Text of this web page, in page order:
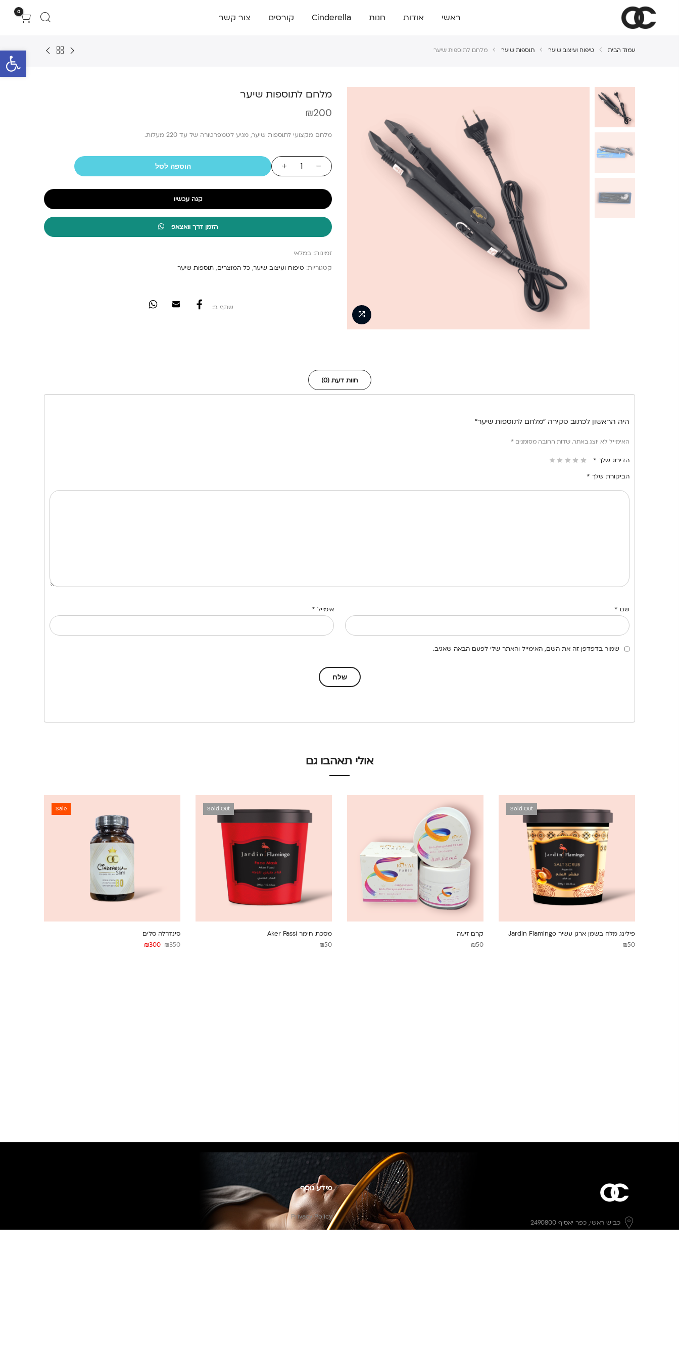
פתח
ראשי אודות חנות Cinderella קורסים צור קשר
0
עמוד הבית טיפוח ועיצוב שיער תוספות שיער מלחם לתוספות שיער
מלחם לתוספות שיער
₪200
מלחם מקצועי לתוספות שיער, מגיע לטמפרטורה של עד 220 מעלות.
הוספה לסל
קנה עכשיו
הזמן דרך וואצאפ
זמינות: במלאי
קטגוריות: טיפוח ועיצוב שיער, כל המוצרים, תוספות שיער
שתף ב:
חוות דעת (0)
היה הראשון לכתוב סקירה “מלחם לתוספות שיער”
האימייל לא יוצג באתר. שדות החובה מסומנים *
הדירוג שלך *
הביקורת שלך *
שם * אימייל *
שמור בדפדפן זה את השם, האימייל והאתר שלי לפעם הבאה שאגיב.
אולי תאהבו גם
Sold Out
פילינג מלח בשמן ארגן עשיר Jardin Flamingo
₪50
קרם זיעה
₪50
Sold Out
מסכת חימר Aker Fassi
₪50
Sale
סינדרלה סלים
₪350
₪300
כביש ראשי, כפר יאסיף 2490800
מידע נוסף
Privacy Policy